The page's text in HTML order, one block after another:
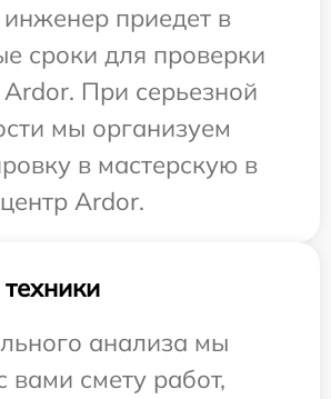
приедет в
сроки для проверки
Ardor. При серьезной
мы организуем
в мастерскую в
Ardor.
анализа мы
вами смету работ,